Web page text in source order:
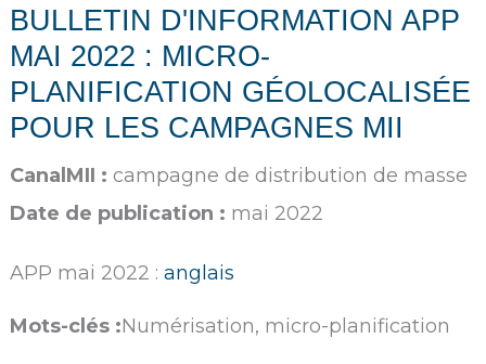
BULLETIN D'INFORMATION APP
MAI 2022 : MICRO-
PLANIFICATION GÉOLOCALISÉE
POUR LES CAMPAGNES MII
CanalMII : campagne de distribution de masse
Date de publication : mai 2022
APP mai 2022 :anglais
Mots-clés :Numérisation, micro-planification